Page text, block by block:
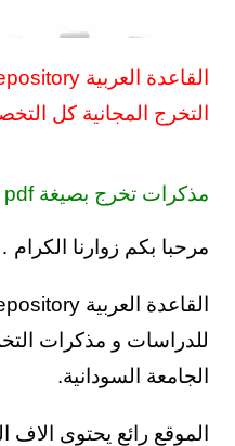
التخرج المجانية كل
مذكرات تخرج بصيغة pdf
مرحبا بكم زوارنا الكرام
للدراسات و مذكرات
الجامعة السودانية.
الموقع رائع يحتوى الاف